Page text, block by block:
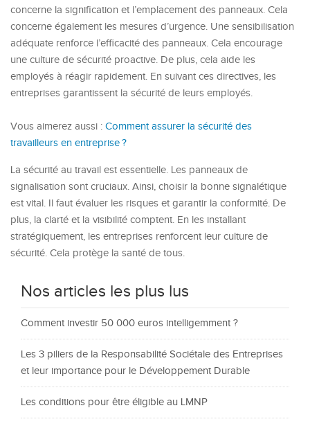
concerne la signification et l’emplacement des panneaux. Cela
concerne également les mesures d’urgence. Une sensibilisation
adéquate renforce l’efficacité des panneaux. Cela encourage
une culture de sécurité proactive. De plus, cela aide les
employés à réagir rapidement. En suivant ces directives, les
entreprises garantissent la sécurité de leurs employés.
Vous aimerez aussi : Comment assurer la sécurité des
travailleurs en entreprise ?
La sécurité au travail est essentielle. Les panneaux de
signalisation sont cruciaux. Ainsi, choisir la bonne signalétique
est vital. Il faut évaluer les risques et garantir la conformité. De
plus, la clarté et la visibilité comptent. En les installant
stratégiquement, les entreprises renforcent leur culture de
sécurité. Cela protège la santé de tous.
Nos articles les plus lus
Comment investir 50 000 euros intelligemment ?
Les 3 piliers de la Responsabilité Sociétale des Entreprises
et leur importance pour le Développement Durable
Les conditions pour être éligible au LMNP